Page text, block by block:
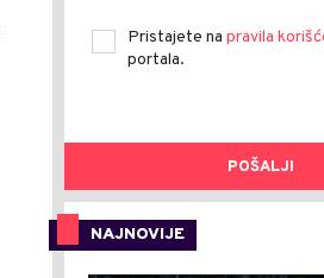
Pristajete na pravila
portala.
POŠALJI
NAJNOVIJE